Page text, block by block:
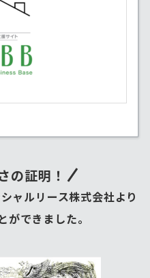
の証明！
ャルリース株式会社より
ができました。